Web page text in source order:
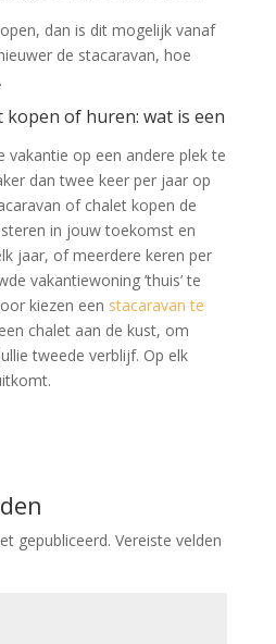
dan is dit mogelijk vanaf
de stacaravan, hoe
kopen of huren: wat is een
vakantie op een andere plek te
dan twee keer per jaar op
of chalet kopen de
in jouw toekomst en
jaar, of meerdere keren per
vakantiewoning ’thuis’ te
kiezen een stacaravan te
chalet aan de kust, om
tweede verblijf. Op elk
gepubliceerd. Vereiste velden